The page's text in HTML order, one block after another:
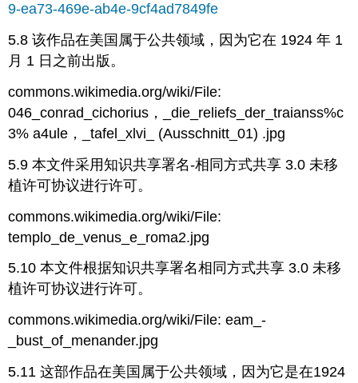
9-ea73-469e-ab4e-9cf4ad7849fe
5.8 该作品在美国属于公共领域，因为它在 1924 年 1
月 1 日之前出版。
commons.wikimedia.org/wiki/File:
046_conrad_cichorius，_die_reliefs_der_traianss%c
3% a4ule，_tafel_xlvi_ (Ausschnitt_01) .jpg
5.9 本文件采用知识共享署名-相同方式共享 3.0 未移
植许可协议进行许可。
commons.wikimedia.org/wiki/File:
templo_de_venus_e_roma2.jpg
5.10 本文件根据知识共享署名相同方式共享 3.0 未移
植许可协议进行许可。
commons.wikimedia.org/wiki/File: eam_-
_bust_of_menander.jpg
5.11 这部作品在美国属于公共领域，因为它是在1924